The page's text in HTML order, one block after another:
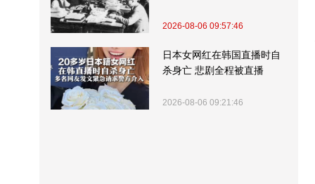
2026-08-06 09:57:46
日本女网红在韩国直播时自
杀身亡 悲剧全程被直播
2026-08-06 09:21:46